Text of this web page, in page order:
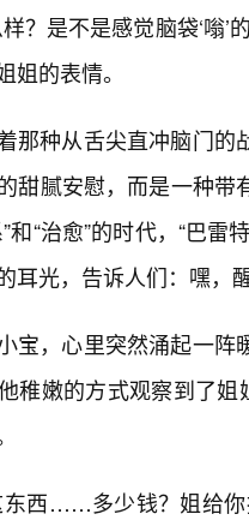
？是不是感觉脑袋‘嗡
姐的表情。
那种从舌尖直冲脑门
甜腻安慰，而是一种
和“治愈”的时代，“巴
耳光，告诉人们：嘿，
宝，心里突然涌起一阵
稚嫩的方式观察到了
东西……多少钱？姐给你